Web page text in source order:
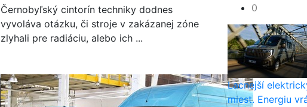
Černobyľský cintorín techniky dodnes
vyvoláva otázku, či stroje v zakázanej zóne
zlyhali pre radiáciu, alebo ich ...
0
Lacnejší
miest. Energiu